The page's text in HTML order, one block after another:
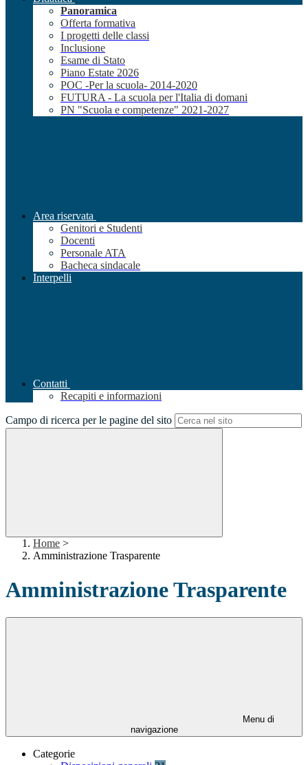
Panoramica
Offerta formativa
I progetti delle classi
Inclusione
Esame di Stato
Piano Estate 2026
POC -Per la scuola- 2014-2020
FUTURA - La scuola per l'Italia di domani
PN "Scuola e competenze" 2021-2027
Area riservata
Genitori e Studenti
Docenti
Personale ATA
Bacheca sindacale
Interpelli
Contatti
Recapiti e informazioni
Campo di ricerca per le pagine del sito
Home >
Amministrazione Trasparente
Amministrazione Trasparente
Menu di
navigazione
Categorie